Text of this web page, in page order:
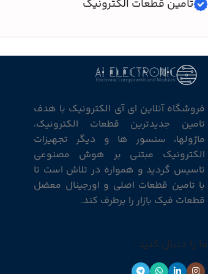
تامین قطعات الکترونیک
فروشگاه آنلاین ای آی الکترونیک با هدف
تامین جدیدترین قطعات الکترونیک،
ماژولها، سنسور ها و دیگر تجهیزات
الکترونیک مبتنی بر هوش مصنوعی
تاسیس گردید و همواره در تلاش است تا
با تامین قطعات اصلی و اورجینال معضل
قطعات فیک بازار را برطرف کند.
ما را دنبال کنید :